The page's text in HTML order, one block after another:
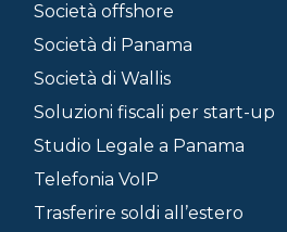
Società offshore
Società di Panama
Società di Wallis
Soluzioni fiscali per start-up
Studio Legale a Panama
Telefonia VoIP
Trasferire soldi all’estero